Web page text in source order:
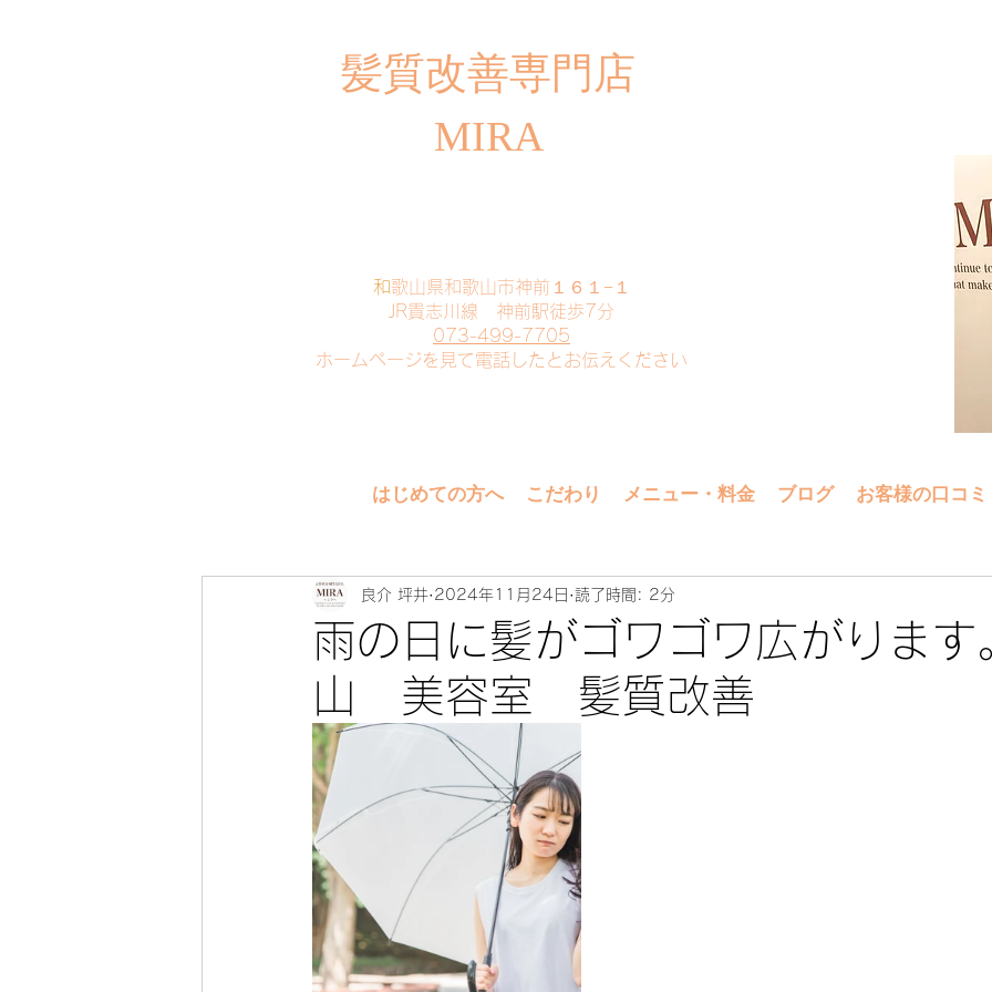
​髪質改善専門店
MIRA
​和歌山県和歌山市神前１６１−１
JR貴志川線 神前駅徒歩7分
073-499-7705
​ホームページを見て電話したとお伝えください
はじめての方へ こだわり メニュー・料金 ブログ お客様の口コミ
雨の日に髪がゴワゴワ広がります
山 美容室 髪質改善
良介 坪井 2024年11月24日 読了時間: 2分